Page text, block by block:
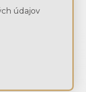
údajov